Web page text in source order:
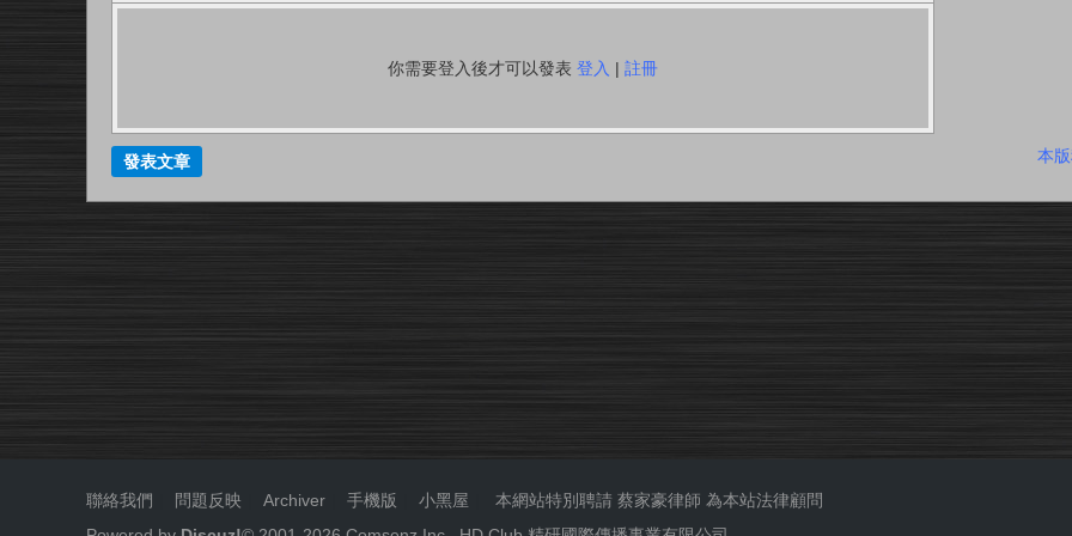
你需要登入後才可以發表 登入 | 註冊
本
發表文章
聯絡我們 問題反映 Archiver 手機版 小黑屋 本網站特別聘請 蔡家豪律師 為本站法律顧問